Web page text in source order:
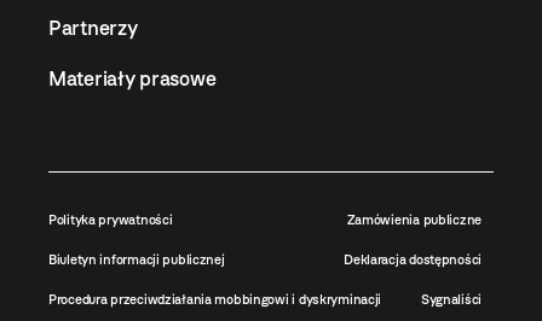
Partnerzy
Materiały prasowe
Polityka prywatności Zamówienia publiczne
Biuletyn informacji publicznej Deklaracja dostępności
Procedura przeciwdziałania mobbingowi i dyskryminacji Sygnaliści